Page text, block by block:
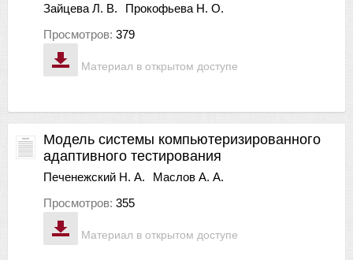
Материал в открытом доступе
Зайцева Л. В.
Прокофьева Н. О.
Просмотров: 379
Материал в открытом доступе
Модель системы компьютеризированного
адаптивного тестирования
Печенежский Н. А.
Маслов А. А.
Просмотров: 355